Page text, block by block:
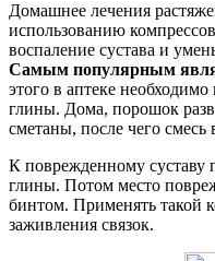
Домашнее лечения
использованию
воспаление сустава и
Самым популярным
этого в аптеке
глины. Дома, порошок
сметаны, после чего
К поврежденному суставу
глины. Потом место
бинтом. Применять такой
заживления связок.